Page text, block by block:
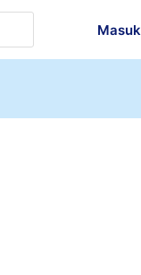
Masuk